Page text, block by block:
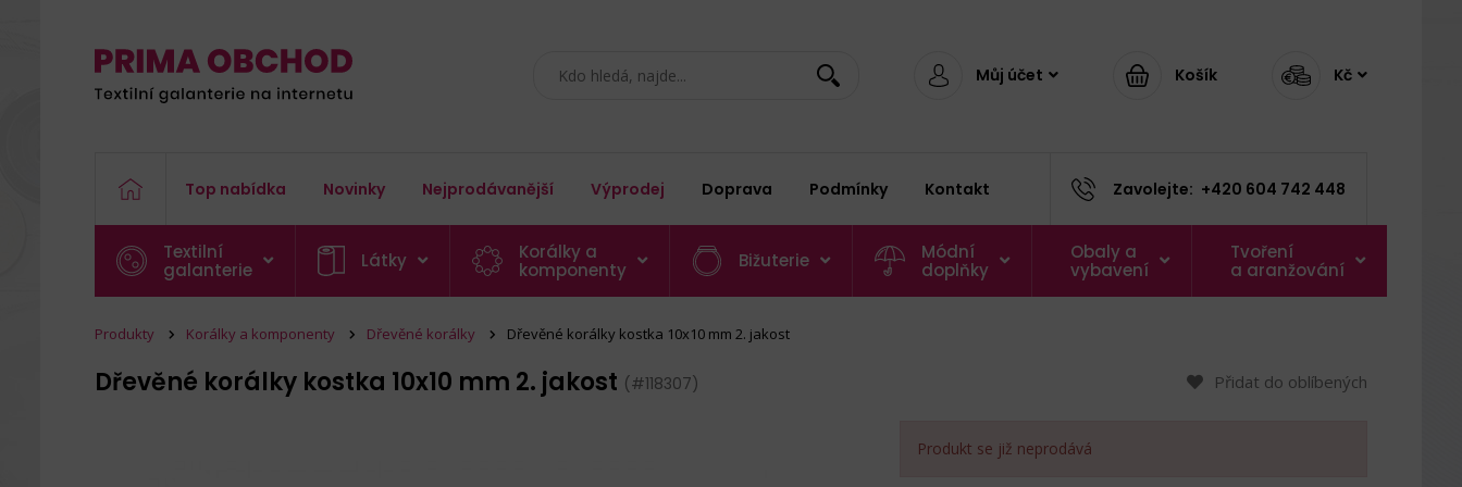
Můj účet Košík Kč
Top nabídka Novinky Nejprodávanější Výprodej Doprava Podmínky Kontakt Zavolejte: +420 604 742 448
Textilní
galanterie
Látky
Korálky a
komponenty
Bižuterie
Módní
doplňky
Obaly a
vybavení
Tvoření
a aranžování
Produkty Korálky a komponenty Dřevěné korálky Dřevěné korálky kostka 10x10 mm 2. jakost
Dřevěné korálky kostka 10x10 mm 2. jakost (#118307) Přidat do oblíbených
Produkt se již neprodává